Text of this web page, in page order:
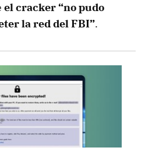
el cracker “no pudo
la red del FBI”.